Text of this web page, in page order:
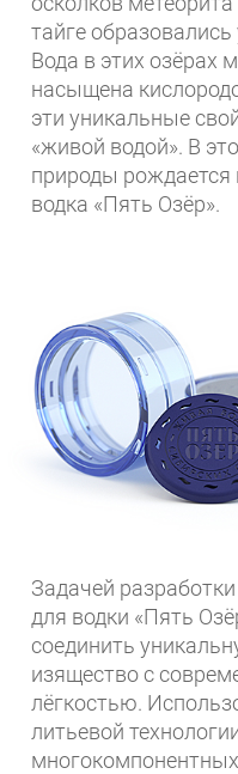
тайге
Вода в этих озёрах
насыщена
эти уникальные
«живой водой». В
природы рождается
водка «Пять Озёр».
Задачей
для водки «Пять
соединить
изящество с
лёгкостью.
литьевой